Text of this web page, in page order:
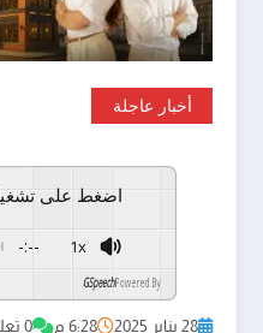
أخبار عاجلة
اضغط على
-:-- 1x
Powered By
28 يناير 2025 6:28 م 0 تعليق